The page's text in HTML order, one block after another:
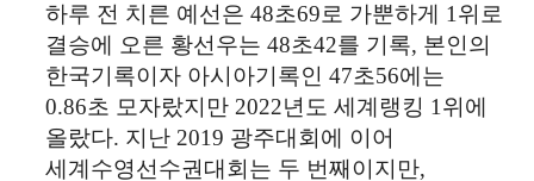
하루 전 치른 예선은 48초69로 가뿐하게 1 위로
결승에 오른 황선우는 48초42를 기록, 본인의
한국기록이자 아시아기록인 47초56에는
0.86초 모자랐지만 2022년도 세계랭킹 1 위에
올랐다. 지난 2019 광주대회에 이어
세계수영선수권대회는 두 번째이지만,